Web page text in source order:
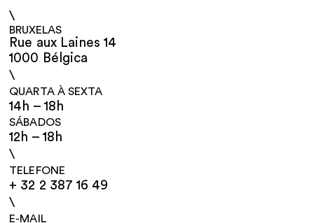
\
BRUXELAS
Rue aux Laines 14
1000 Bélgica
\
QUARTA À SEXTA
14h – 18h
SÁBADOS
12h – 18h
\
TELEFONE
+ 32 2 387 16 49
\
E-MAIL